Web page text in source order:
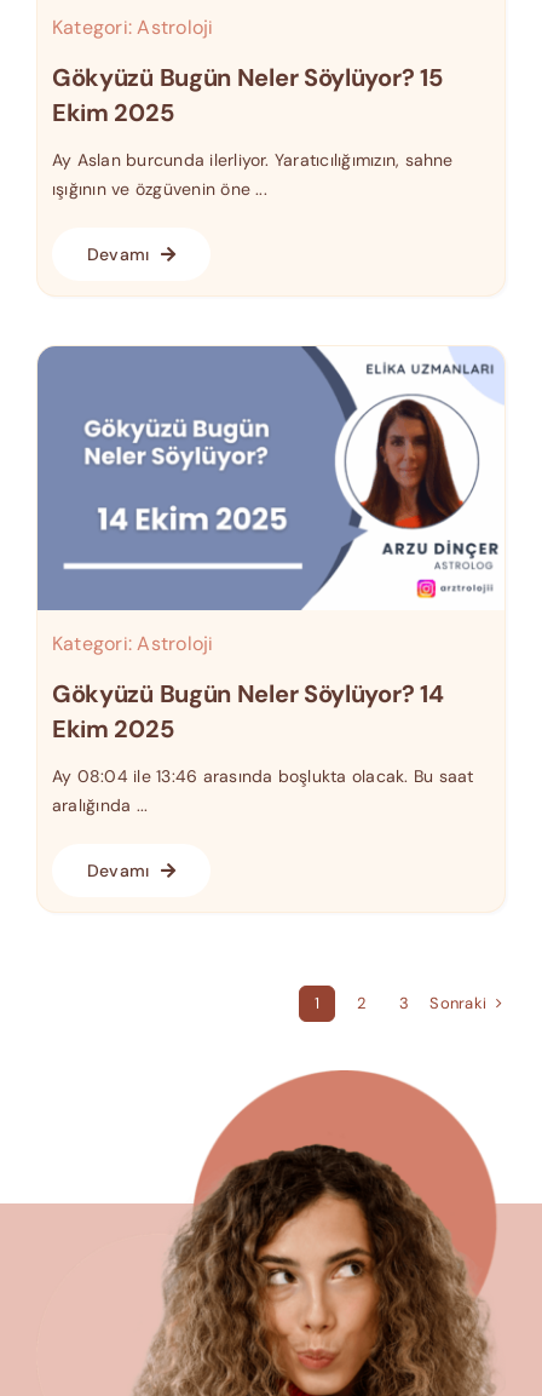
Kategori:Astroloji
Gökyüzü Bugün Neler Söylüyor? 15
Ekim 2025
Ay Aslan burcunda ilerliyor. Yaratıcılığımızın, sahne
ışığının ve özgüvenin öne ...
Devamı
Kategori:Astroloji
Gökyüzü Bugün Neler Söylüyor? 14
Ekim 2025
Ay 08:04 ile 13:46 arasında boşlukta olacak. Bu saat
aralığında ...
Devamı
1 2 3 Sonraki